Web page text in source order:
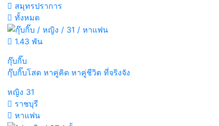
สมุทรปราการ
ทั้งหมด
1.43 พัน
กุ๊บกิ๊บ
กุ๊บกิ๊บโสด หาคู่คิด หาคู่ชีวิต ที่จริงจัง
หญิง 31
ราชบุรี
หาแฟน